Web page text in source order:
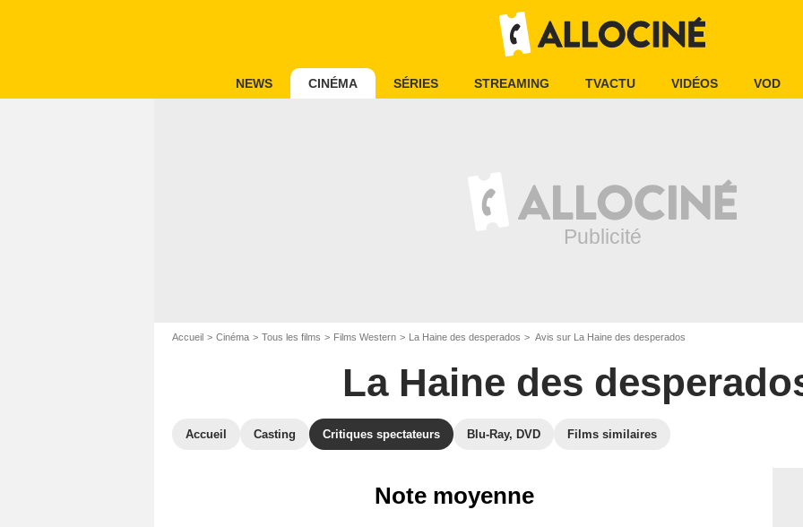
NEWS CINÉMA SÉRIES STREAMING TVACTU VIDÉOS VOD
Accueil Cinéma Tous les films Films Western La Haine des desperados Avis sur La Haine des desperados
La Haine des
Accueil Casting Critiques spectateurs Blu-Ray, DVD Films similaires
Note moyenne